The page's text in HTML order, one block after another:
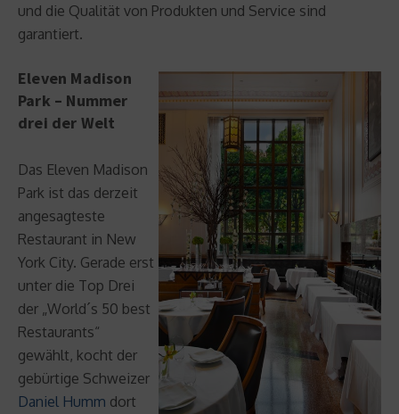
und die Qualität von Produkten und Service sind
garantiert.
Eleven Madison
Park – Nummer
drei der Welt
Das Eleven Madison
Park ist das derzeit
angesagteste
Restaurant in New
York City. Gerade erst
unter die Top Drei
der „World´s 50 best
Restaurants“
gewählt, kocht der
gebürtige Schweizer
Daniel Humm dort